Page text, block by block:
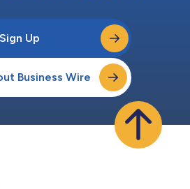
Sign Up
Business Wire